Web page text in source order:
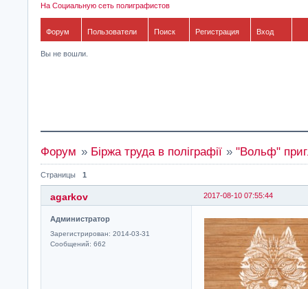
На Социальную сеть полиграфистов
Форум Пользователи Поиск Регистрация Вход
Вы не вошли.
Форум » Біржа труда в поліграфії »"Вольф"
Страницы 1
2017-08-10 07:55:44
agarkov
Администратор
Зарегистрирован: 2014-03-31
Сообщений: 662